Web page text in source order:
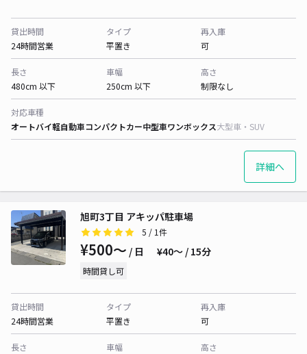
貸出時間
24時間営業
タイプ
平置き
再入庫
可
長さ
480cm 以下
車幅
250cm 以下
高さ
制限なし
対応車種
オートバイ軽自動車コンパクトカー中型車ワンボックス大型車・SUV
詳細へ
旭町3丁目 アキッパ駐車場
5 / 1件
¥500〜 / 日 ¥40〜 / 15分
時間貸し可
貸出時間
24時間営業
タイプ
平置き
再入庫
可
長さ
車幅
高さ